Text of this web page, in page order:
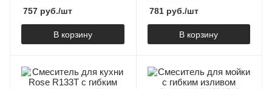
757 руб./шт
В корзину
781руб./шт
В корзину